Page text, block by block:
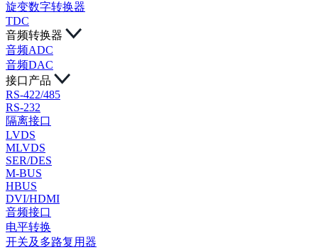
旋变数字转换器
TDC
音频转换器
音频ADC
音频DAC
接口产品
RS-422/485
RS-232
隔离接口
LVDS
MLVDS
SER/DES
M-BUS
HBUS
DVI/HDMI
音频接口
电平转换
开关及多路复用器